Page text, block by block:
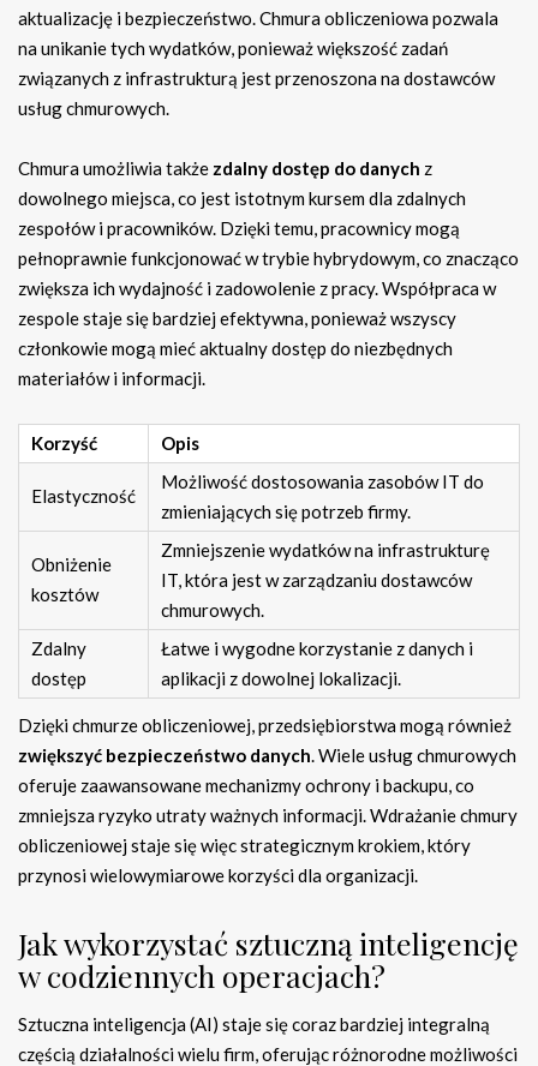
aktualizację i bezpieczeństwo. Chmura obliczeniowa pozwala
na unikanie tych wydatków, ponieważ większość zadań
związanych z infrastrukturą jest przenoszona na dostawców
usług chmurowych.
Chmura umożliwia także zdalny dostęp do danych z
dowolnego miejsca, co jest istotnym kursem dla zdalnych
zespołów i pracowników. Dzięki temu, pracownicy mogą
pełnoprawnie funkcjonować w trybie hybrydowym, co znacząco
zwiększa ich wydajność i zadowolenie z pracy. Współpraca w
zespole staje się bardziej efektywna, ponieważ wszyscy
członkowie mogą mieć aktualny dostęp do niezbędnych
materiałów i informacji.
Korzyść Opis
Elastyczność
Możliwość dostosowania zasobów IT do
zmieniających się potrzeb firmy.
Obniżenie
kosztów
Zmniejszenie wydatków na infrastrukturę
IT, która jest w zarządzaniu dostawców
chmurowych.
Zdalny
dostęp
Łatwe i wygodne korzystanie z danych i
aplikacji z dowolnej lokalizacji.
Dzięki chmurze obliczeniowej, przedsiębiorstwa mogą również
zwiększyć bezpieczeństwo danych. Wiele usług chmurowych
oferuje zaawansowane mechanizmy ochrony i backupu, co
zmniejsza ryzyko utraty ważnych informacji. Wdrażanie chmury
obliczeniowej staje się więc strategicznym krokiem, który
przynosi wielowymiarowe korzyści dla organizacji.
Jak wykorzystać sztuczną inteligencję
w codziennych operacjach?
Sztuczna inteligencja (AI) staje się coraz bardziej integralną
częścią działalności wielu firm, oferując różnorodne możliwości